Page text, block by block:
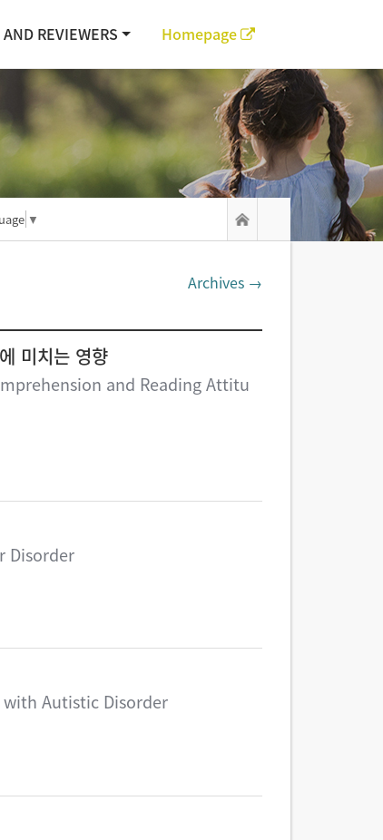
REVIEWERS Homepage
▼
Archives →
미치는 영향
and Reading Attitu
Disorder
Autistic Disorder